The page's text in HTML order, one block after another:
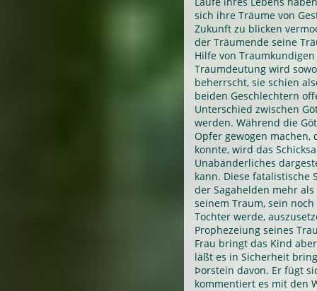
sich ihre Träume von
Zukunft zu blicken
der Träumende seine
Hilfe von
Traumdeutung wird
beherrscht, sie schien
beiden Geschlechtern
Unterschied zwischen
werden. Während die
Opfer gewogen machen,
konnte, wird das
Unabänderliches
kann. Diese fatalistische
der Sagahelden mehr
seinem Traum, sein
Tochter werde,
Prophezeiung seines
Frau bringt das Kind
läßt es in Sicherheit
Þorstein davon. Er fügt
kommentiert es mit den